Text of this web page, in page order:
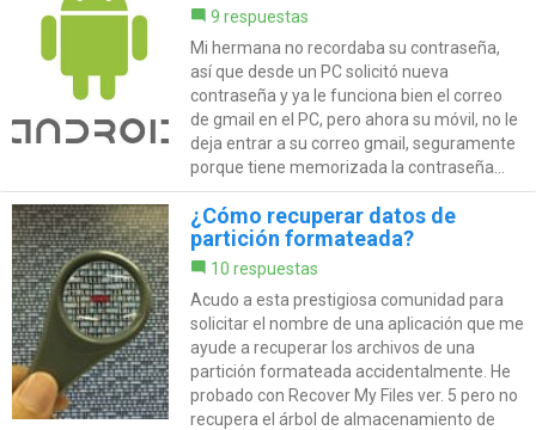
9 respuestas
Mi hermana no recordaba su contraseña,
así que desde un PC solicitó nueva
contraseña y ya le funciona bien el correo
de gmail en el PC, pero ahora su móvil, no le
deja entrar a su correo gmail, seguramente
porque tiene memorizada la contraseña...
¿Cómo recuperar datos de
partición formateada?
10 respuestas
Acudo a esta prestigiosa comunidad para
solicitar el nombre de una aplicación que me
ayude a recuperar los archivos de una
partición formateada accidentalmente. He
probado con Recover My Files ver. 5 pero no
recupera el árbol de almacenamiento de